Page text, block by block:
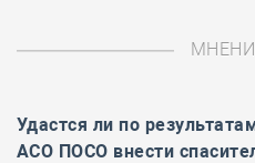
Удастся ли по
АСО ПОСО внести